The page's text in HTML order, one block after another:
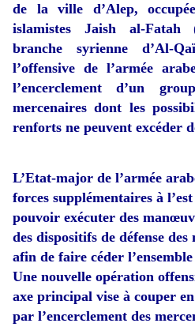
de la ville d’Alep,
islamistes Jaish al-Fatah
branche syrienne d’Al-
l’offensive de l’armée
l’encerclement d’un
mercenaires dont les
renforts ne peuvent excéder
L’Etat-major de l’armée
forces supplémentaires à
pouvoir exécuter des
des dispositifs de défense
afin de faire céder
Une nouvelle opération
axe principal vise à couper
par l’encerclement des